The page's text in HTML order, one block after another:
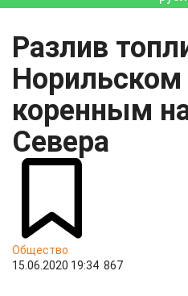
Разлив
Норильском
коренным
Севера
Общество
15.06.2020 19:34 867